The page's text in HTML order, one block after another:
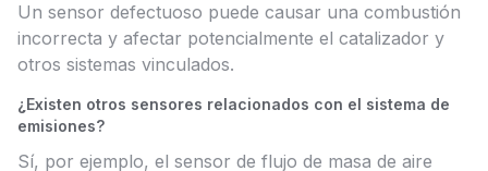
Un sensor defectuoso puede causar una combustión
incorrecta y afectar potencialmente el catalizador y
otros sistemas vinculados.
¿Existen otros sensores relacionados con el sistema de
emisiones?
Sí, por ejemplo, el sensor de flujo de masa de aire